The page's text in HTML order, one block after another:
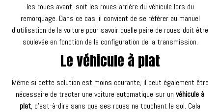
les roues avant, soit les roues arrière du véhicule lors du
remorquage. Dans ce cas, il convient de se référer au manuel
d’utilisation de la voiture pour savoir quelle paire de roues doit être
soulevée en fonction de la configuration de la transmission.
Le véhicule à plat
Même si cette solution est moins courante, il peut également être
nécessaire de tracter une voiture automatique sur un véhicule à
plat, c’est-à-dire sans que ses roues ne touchent le sol. Cela